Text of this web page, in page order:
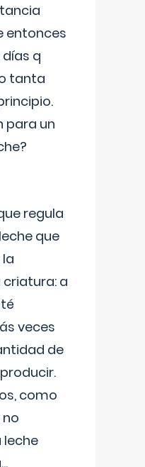
entonces
q
tanta
para un
regula
que
a
veces
de
como
...